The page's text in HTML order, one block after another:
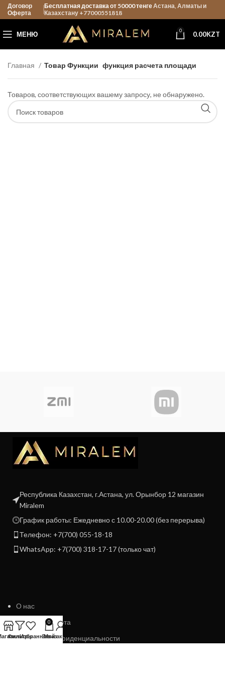
Договор
Оферта
Бесплатная доставка от 50000 тенгеАстана, Алматы и
Казахстану +77000551818
МЕНЮ 0 0.00KZT
Главная Товар Функции функция расчета площади
Товаров, соответствующих вашему запросу, не обнаружено.
Республика Казахстан, г.Астана, ул. Орынбор 12 магазин
Miralem
График работы: Ежедневно с 10.00-20.00 (без перерыва)
Телефон: +7(700) 055-18-18
WhatsApp: +7(700) 318-17-17 (только чат)
О нас
Договор Оферта
Политика конфиденциальности
ФильтрыИзбранное
0
Заказ
Мой аккаунт